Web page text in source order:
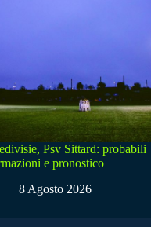
Psv Sittard: probabili
e pronostico
8 Agosto 2026